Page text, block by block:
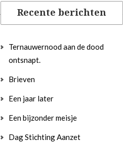
Recente berichten
Ternauwernood aan de dood
ontsnapt.
Brieven
Een jaar later
Een bijzonder meisje
Dag Stichting Aanzet